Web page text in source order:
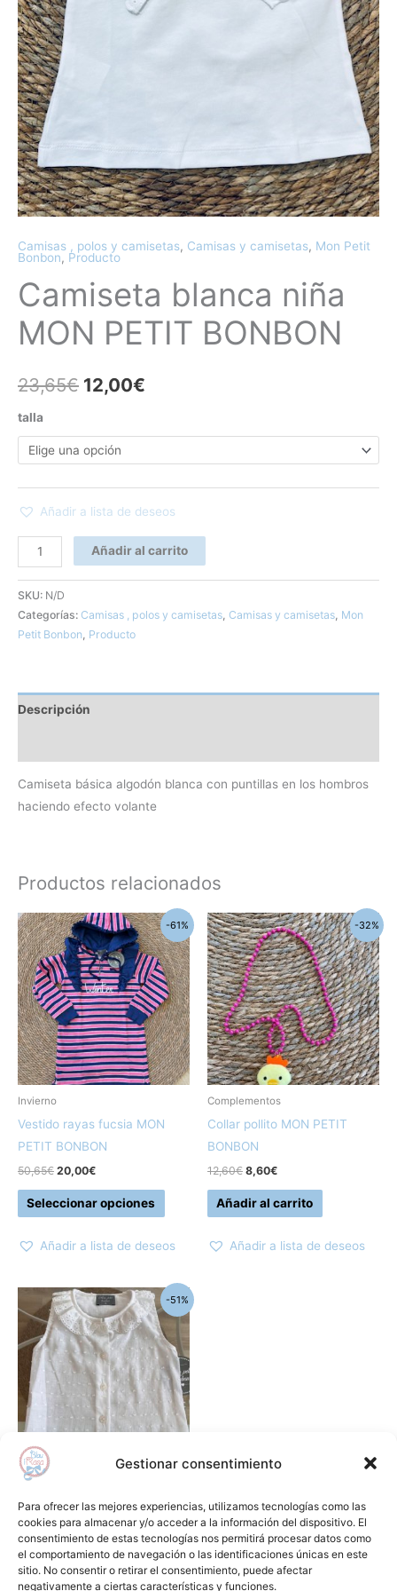
Gestionar consentimiento
Para ofrecer las mejores experiencias, utilizamos tecnologías como las
cookies para almacenar y/o acceder a la información del dispositivo. El
consentimiento de estas tecnologías nos permitirá procesar datos como
el comportamiento de navegación o las identificaciones únicas en este
sitio. No consentir o retirar el consentimiento, puede afectar
negativamente a ciertas características y funciones.
Camisas , polos y camisetas, Camisas y camisetas, Mon Petit
Bonbon, Producto
Camiseta blanca niña
MON PETIT BONBON
23,65€ 12,00€
talla
Añadir a lista de deseos
Añadir al carrito
SKU: N/D
Categorías: Camisas , polos y camisetas Camisas y camisetas Mon
Petit Bonbon Producto
Descripción
Camiseta básica algodón blanca con puntillas en los hombros
haciendo efecto volante
Productos relacionados
-61%
Invierno
Vestido rayas fucsia MON
PETIT BONBON
50,65€
El
precio
original
era:
50,65€.
20,00€
El
precio
actual
es:
20,00€.
Seleccionar opciones
Este
producto
tiene
múltiples
variantes.
Las
opciones
se
elegir
página
Añadir a lista de deseos
-32%
Complementos
Collar pollito MON PETIT
BONBON
12,60€
El
precio
original
era:
12,60€.
8,60€
El
precio
actual
es:
8,60€.
Añadir al carrito
Añadir a lista de deseos
-51%
Camisas y camisetas
BONBON
35,55€
El
precio
original
era:
35,55€.
17,50€
El
precio
actual
es:
17,50€.
Seleccionar opciones
Este
producto
tiene
múltiples
variantes.
Las
opciones
en
la
página
de